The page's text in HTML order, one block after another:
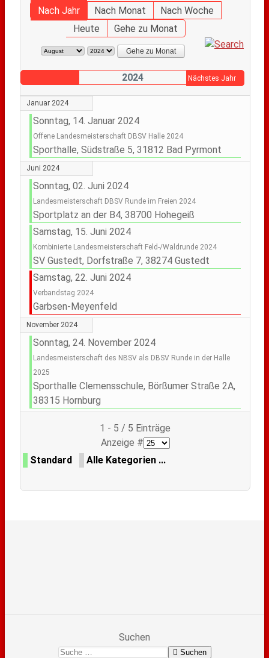
Nach Jahr Nach Monat
Nach Woche
Heute
Gehe zu Monat
Gehe zu Monat
2024 Nächstes Jahr
Januar 2024
Sonntag, 14. Januar 2024
Offene Landesmeisterschaft DBSV Halle 2024
Sporthalle, Südstraße 5, 31812 Bad Pyrmont
Juni 2024
Sonntag, 02. Juni 2024
Landesmeisterschaft DBSV Runde im Freien 2024
Sportplatz an der B4, 38700 Hohegeiß
Samstag, 15. Juni 2024
Kombinierte Landesmeisterschaft Feld-/Waldrunde 2024
SV Gustedt, Dorfstraße 7, 38274 Gustedt
Samstag, 22. Juni 2024
Verbandstag 2024
Garbsen-Meyenfeld
November 2024
Sonntag, 24. November 2024
Landesmeisterschaft des NBSV als DBSV Runde in der Halle
2025
Sporthalle Clemensschule, Börßumer Straße 2A,
38315 Hornburg
Limite der Paginierungsliste
1 - 5 / 5 Einträge
Anzeige #
Standard
Alle Kategorien ...
Suchen
Suchen